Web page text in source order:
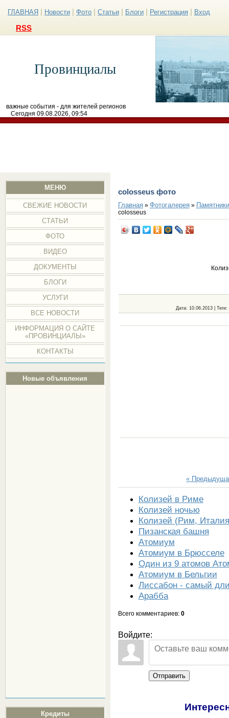
ГЛАВНАЯ Новости Фото Статьи Блоги Регистрация Вход
RSS
Провинциалы
важные события - для жителей регионов
Сегодня 09.08.2026, 09:54
МЕНЮ
СВЕЖИЕ НОВОСТИ
СТАТЬИ
ФОТО
ВИДЕО
ДОКУМЕНТЫ
БЛОГИ
УСЛУГИ
ВСЕ НОВОСТИ
ИНФОРМАЦИЯ О САЙТЕ
«ПРОВИНЦИАЛЫ»
КОНТАКТЫ
Новые объявления
Кредиты
colosseus фото
Главная» Фотогалерея»
colosseus
Дата: 10.06.2013 | Теги:
«
Колизей в Риме
Колизей ночью
Колизей (Рим,
Пизанская башня
Атомиум
Атомиум в Брюсселе
Один из 9 атомов
Атомиум в Бельгии
Лиссабон - самый
Арабба
Всего комментариев: 0
Войдите:
Отправить